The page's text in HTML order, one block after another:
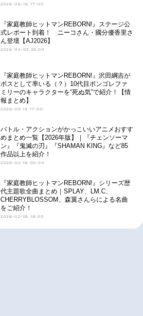
2026-06-16 17:00
『家庭教師ヒットマンREBORN!』ステージ公
式レポート到着！ ニーコさん・國分優香里さ
ん登壇【AJ2026】
2026-04-03 23:00
『家庭教師ヒットマンREBORN!』沢田綱吉が
ボスとして率いる（？）10代目ボンゴレファ
ミリーのキャラクターを“死ぬ気”で紹介！【情
報まとめ】
2026-03-13 17:00
バトル・アクションがかっこいいアニメおすす
めまとめ一覧【2026年版】｜『チェンソーマ
ン』『鬼滅の刃』『SHAMAN KING』など85
作品以上を紹介！
2026-02-18 00:00
『家庭教師ヒットマンREBORN!』シリーズ歴
代主題歌全曲まとめ｜SPLAY、LM.C、
CHERRYBLOSSOM、森翼さんらによる名曲
をご紹介！
2026-02-05 18:00